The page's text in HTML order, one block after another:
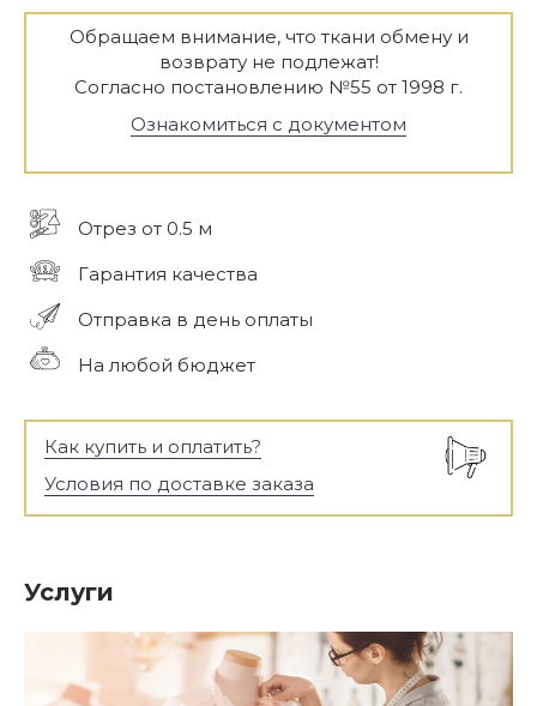
Обращаем внимание, что ткани обмену и
возврату не подлежат!
Согласно постановлению №55 от 1998 г.
Ознакомиться с документом
Отрез от 0.5 м
Гарантия качества
Отправка в день оплаты
На любой бюджет
Как купить и оплатить?
Условия по доставке заказа
Услуги